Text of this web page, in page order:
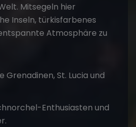
Mitsegeln hier
Inseln, türkisfarbenes
Atmosphäre zu
Grenadinen, St. Lucia und
Enthusiasten und